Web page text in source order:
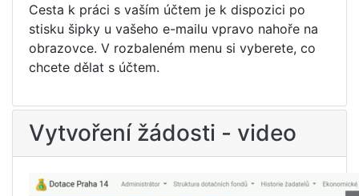
Cesta k práci s vaším účtem je k dispozici po
stisku šipky u vašeho e-mailu vpravo nahoře na
obrazovce. V rozbaleném menu si vyberete, co
chcete dělat s účtem.
Vytvoření žádosti - video